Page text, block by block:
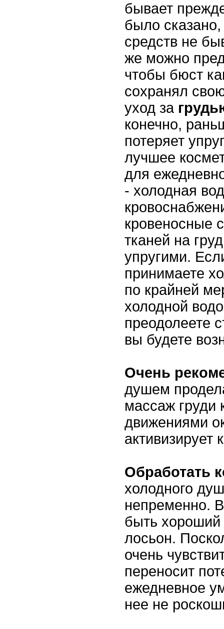
бывает
было
средств не
же можно
чтобы бюст
сохранял
уход за
конечно,
потеряет
лучшее
для
- холодная
кровеносные
тканей на
упругими.
принимаете
по крайней
холодной
преодолеете
вы будете
Очень
душем
массаж груди
движениями
активизирует
Обработать
холодного
непременно.
быть хороший
лосьон.
очень
переносит
ежедневное
нее не